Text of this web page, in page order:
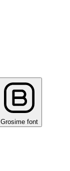
Grosime font